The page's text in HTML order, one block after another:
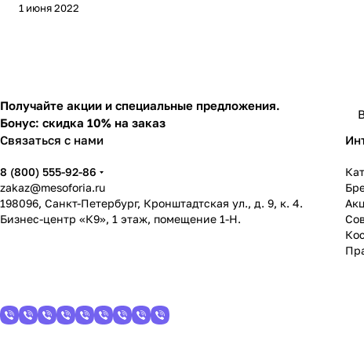
1 июня 2022
Получайте акции и специальные предложения.
Бонус: скидка 10% на заказ
Связаться с нами
8 (800) 555-92-86
zakaz@mesoforia.ru
198096, Санкт-Петербург, Кронштадтская ул., д. 9, к. 4.
Бизнес-центр «К9», 1 этаж, помещение 1-Н.